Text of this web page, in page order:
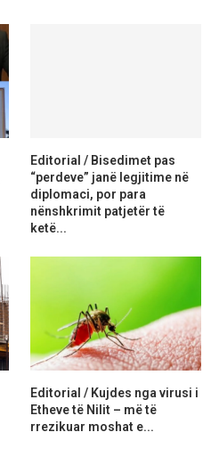
Editorial / Bisedimet pas
“perdeve” janë legjitime në
diplomaci, por para
nënshkrimit patjetër të
ketë...
Editorial / Kujdes nga virusi i
Etheve të Nilit – më të
rrezikuar moshat e...